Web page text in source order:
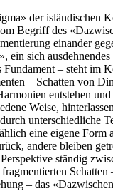
der isländischen
Begriff des
einander
ein sich ausdehnendes
Fundament – steht im
– Schatten von
entstehen
Weise,
unterschiedliche
eine eigene Form
andere bleiben
ständig
– das